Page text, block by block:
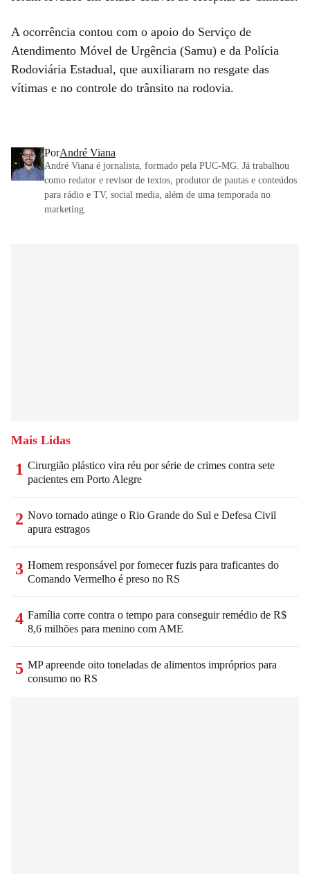
A ocorrência contou com o apoio do Serviço de
Atendimento Móvel de Urgência (Samu) e da Polícia
Rodoviária Estadual, que auxiliaram no resgate das
vítimas e no controle do trânsito na rodovia.
PorAndré Viana
André Viana é jornalista, formado pela PUC-MG. Já trabalhou
como redator e revisor de textos, produtor de pautas e conteúdos
para rádio e TV, social media, além de uma temporada no
marketing.
Mais Lidas
1 Cirurgião plástico vira réu por série de crimes contra sete
pacientes em Porto Alegre
2 Novo tornado atinge o Rio Grande do Sul e Defesa Civil
apura estragos
3 Homem responsável por fornecer fuzis para traficantes do
Comando Vermelho é preso no RS
4 Família corre contra o tempo para conseguir remédio de R$
8,6 milhões para menino com AME
5 MP apreende oito toneladas de alimentos impróprios para
consumo no RS